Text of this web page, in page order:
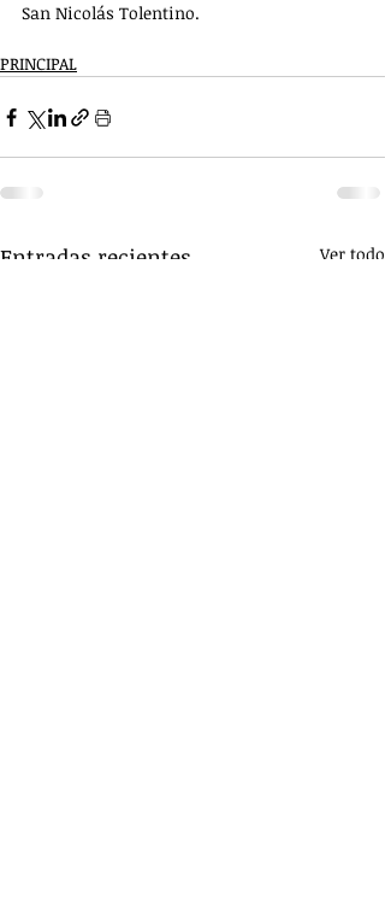
San Nicolás Tolentino.
PRINCIPAL
Entradas recientes Ver todo